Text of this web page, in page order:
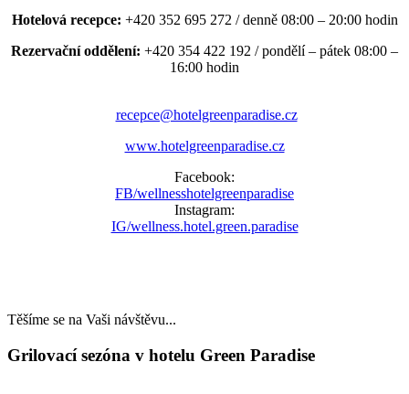
Hotelová recepce: +420 352 695 272 / denně 08:00 – 20:00 hodin
Rezervační oddělení: +420 354 422 192 / pondělí – pátek 08:00 –
16:00 hodin
recepce@hotelgreenparadise.cz
www.hotelgreenparadise.cz
Facebook:
FB/wellnesshotelgreenparadise
Instagram:
IG/wellness.hotel.green.paradise
Těšíme se na Vaši návštěvu...
Grilovací sezóna v hotelu Green Paradise